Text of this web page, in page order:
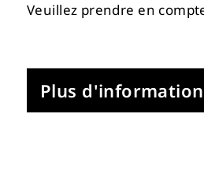
Veuillez prendre en
Plus